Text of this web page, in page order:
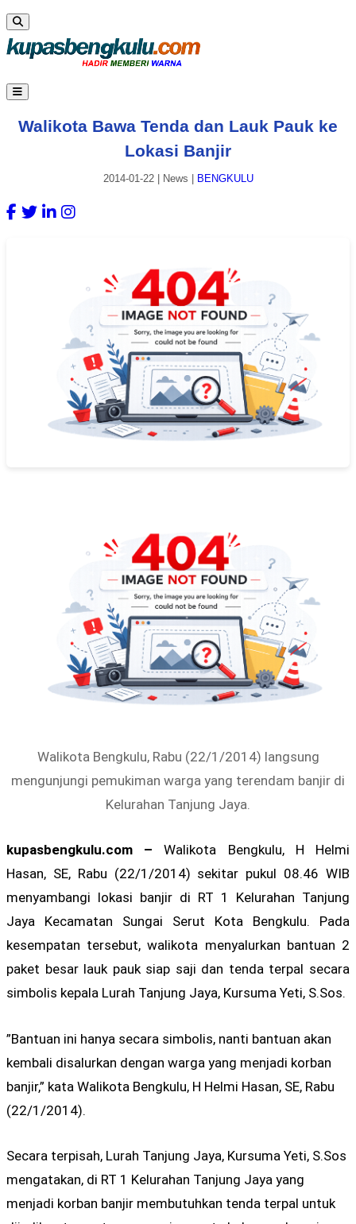
Walikota Bawa Tenda dan Lauk Pauk ke
Lokasi Banjir
2014-01-22| News BENGKULU
Walikota Bengkulu, Rabu (22/1/2014) langsung
mengunjungi pemukiman warga yang terendam banjir di
Kelurahan Tanjung Jaya.
kupasbengkulu.com – Walikota Bengkulu, H Helmi
Hasan, SE, Rabu (22/1/2014) sekitar pukul 08.46 WIB
menyambangi lokasi banjir di RT 1 Kelurahan Tanjung
Jaya Kecamatan Sungai Serut Kota Bengkulu. Pada
kesempatan tersebut, walikota menyalurkan bantuan 2
paket besar lauk pauk siap saji dan tenda terpal secara
simbolis kepala Lurah Tanjung Jaya, Kursuma Yeti, S.Sos.
”Bantuan ini hanya secara simbolis, nanti bantuan akan
kembali disalurkan dengan warga yang menjadi korban
banjir,” kata Walikota Bengkulu, H Helmi Hasan, SE, Rabu
(22/1/2014).
Secara terpisah, Lurah Tanjung Jaya, Kursuma Yeti, S.Sos
mengatakan, di RT 1 Kelurahan Tanjung Jaya yang
menjadi korban banjir membutuhkan tenda terpal untuk